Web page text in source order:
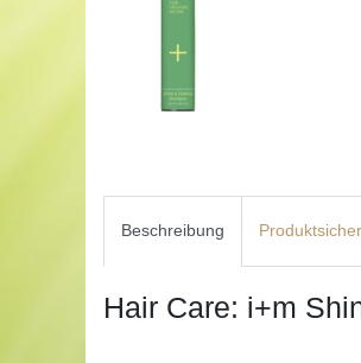
Beschreibung
Hair Care: i+m